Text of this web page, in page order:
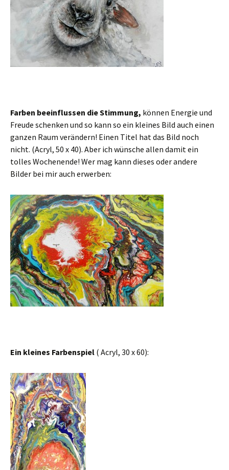
Farben beeinflussen die Stimmung, können Energie und
Freude schenken und so kann so ein kleines Bild auch einen
ganzen Raum verändern! Einen Titel hat das Bild noch
nicht. (Acryl, 50 x 40). Aber ich wünsche allen damit ein
tolles Wochenende! Wer mag kann dieses oder andere
Bilder bei mir auch erwerben:
Ein kleines Farbenspiel ( Acryl, 30 x 60):